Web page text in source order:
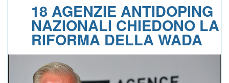
CALENDARIO
ALBI D'ORO
18 AGENZIE ANTIDOPING
NAZIONALI CHIEDONO LA
RIFORMA DELLA WADA